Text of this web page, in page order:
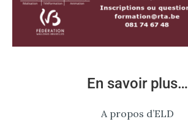
En savoir plus…
A propos d’ELD